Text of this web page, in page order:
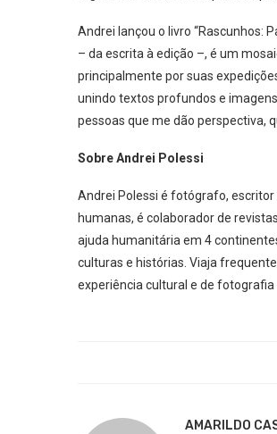
Andrei lançou o livro “Rascunhos:
– da escrita à edição –, é um
principalmente por suas
unindo textos profundos e
pessoas que me dão perspectiva,
Sobre Andrei Polessi
Andrei Polessi é fotógrafo,
humanas, é colaborador de
ajuda humanitária em 4
culturas e histórias. Viaja
experiência cultural e de fotografia
AMARILDO